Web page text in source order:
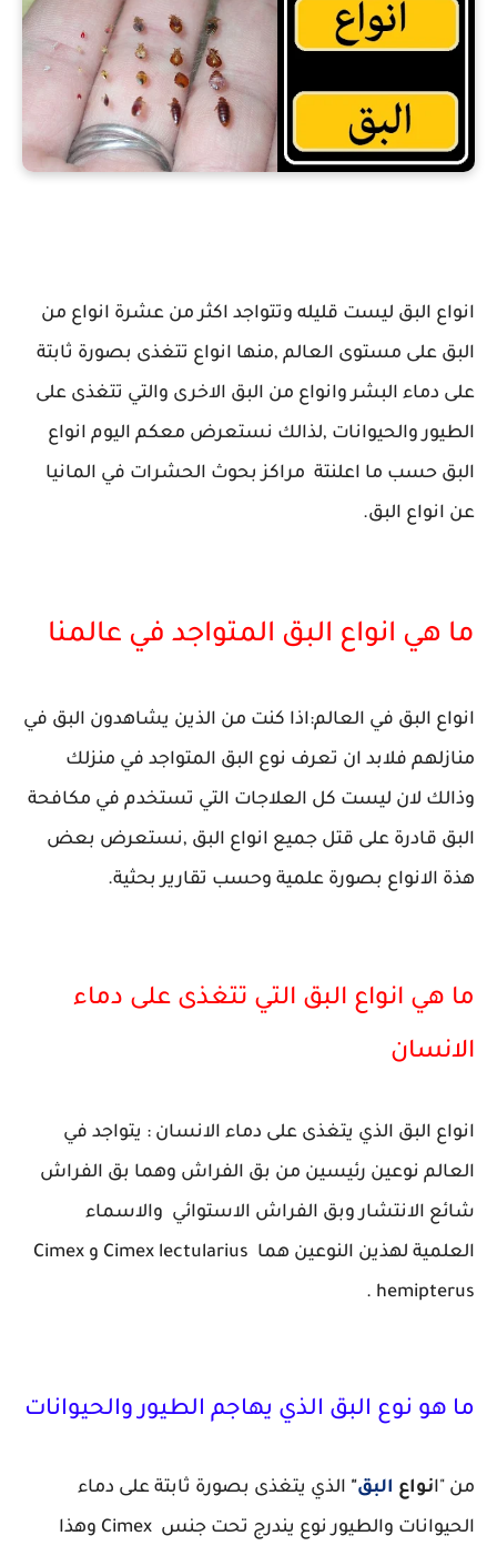
انواع البق ليست قليله وتتواجد اكثر من عشرة انواع من
البق على مستوى العالم ,منها انواع تتغذى بصورة ثابتة
على دماء البشر وانواع من البق الاخرى والتي تتغذى على
الطيور والحيوانات ,لذالك نستعرض معكم اليوم انواع
البق حسب ما اعلنتة مراكز بحوث الحشرات في المانيا
عن انواع البق.
ما هي انواع البق المتواجد في عالمنا
انواع البق في العالم:اذا كنت من الذين يشاهدون البق في
منازلهم فلابد ان تعرف نوع البق المتواجد في منزلك
وذالك لان ليست كل العلاجات التي تستخدم في مكافحة
البق قادرة على قتل جميع انواع البق ,نستعرض بعض
هذة الانواع بصورة علمية وحسب تقارير بحثية.
ما هي انواع البق التي تتغذى على دماء
الانسان
انواع البق الذي يتغذى على دماء الانسان : يتواجد في
العالم نوعين رئيسين من بق الفراش وهما بق الفراش
شائع الانتشار وبق الفراش الاستوائي والاسماء
العلمية لهذين النوعين هما Cimex lectularius و Cimex
hemipterus .
ما هو نوع البق الذي يهاجم الطيور والحيوانات
من "انواع البق" الذي يتغذى بصورة ثابتة على دماء
الحيوانات والطيور نوع يندرج تحت جنس Cimex وهذا